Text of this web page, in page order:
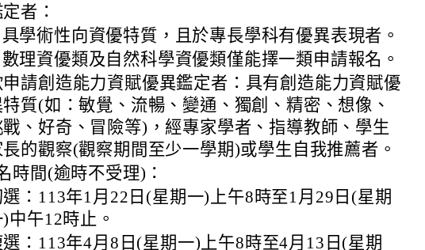
者：
具學術性向資優特質，且於專長學科有優異表現者。
數理資優類及自然科學資優類僅能擇一類申請報名。
申請創造能力資賦優異鑑定者：具有創造能力資賦優
特質(如：敏覺、流暢、變通、獨創、精密、想像、
戰、好奇、冒險等)，經專家學者、指導教師、學生
長的觀察(觀察期間至少一學期)或學生自我推薦者。
時間(逾時不受理)：
選：113年1月22日(星期一)上午8時至1月29日(星期
)中午12時止。
選：113年4月8日(星期一)上午8時至4月13日(星期